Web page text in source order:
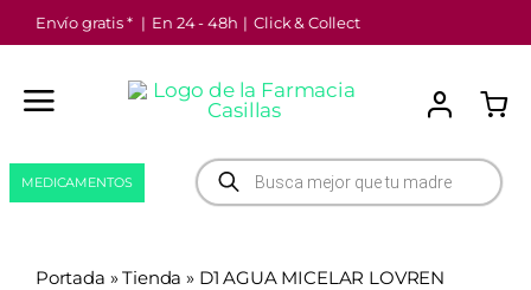
Saltar
al
contenido
Envío gratis * | En 24 - 48h | Click & Collect
Búsqueda
de
productos
MEDICAMENTOS
Portada »Tienda » D1 AGUA MICELAR LOVREN